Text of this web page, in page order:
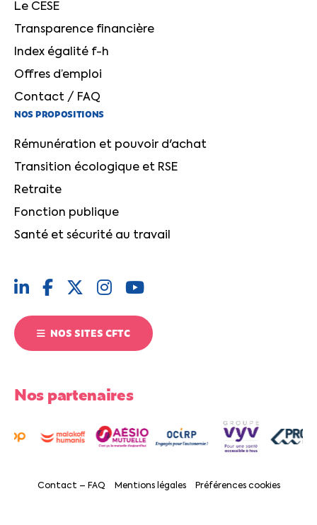
Le CESE
Transparence financière
Index égalité f-h
Offres d’emploi
Contact / FAQ
NOS PROPOSITIONS
Rémunération et pouvoir d'achat
Transition écologique et RSE
Retraite
Fonction publique
Santé et sécurité au travail
NOS SITES CFTC
Nos partenaires
Contact – FAQ Mentions légales Préférences cookies